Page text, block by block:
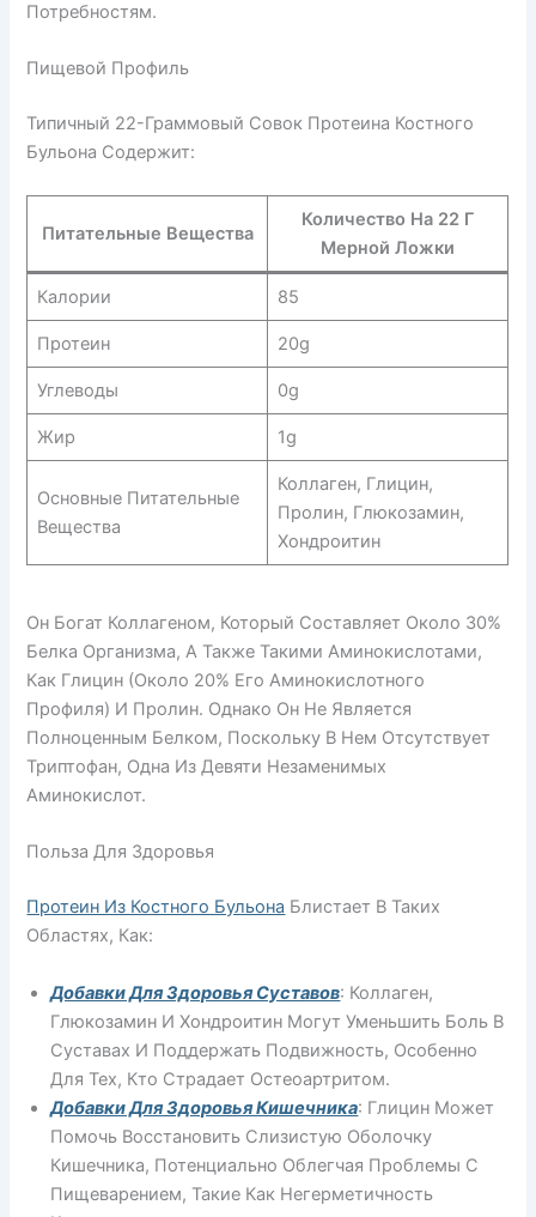
Потребностям.
Пищевой Профиль
Типичный 22-Граммовый Совок Протеина Костного
Бульона Содержит:
Питательные Вещества
Количество На 22 Г
Мерной Ложки
Калории 85
Протеин 20g
Углеводы 0g
Жир 1g
Основные Питательные
Вещества
Коллаген, Глицин,
Пролин, Глюкозамин,
Хондроитин
Он Богат Коллагеном, Который Составляет Около 30%
Белка Организма, А Также Такими Аминокислотами,
Как Глицин (около 20% Его Аминокислотного
Профиля) И Пролин. Однако Он Не Является
Полноценным Белком, Поскольку В Нем Отсутствует
Триптофан, Одна Из Девяти Незаменимых
Аминокислот.
Польза Для Здоровья
Протеин Из Костного Бульона Блистает В Таких
Областях, Как:
Добавки Для Здоровья Суставов: Коллаген,
Глюкозамин И Хондроитин Могут Уменьшить Боль В
Суставах И Поддержать Подвижность, Особенно
Для Тех, Кто Страдает Остеоартритом.
Добавки Для Здоровья Кишечника: Глицин Может
Помочь Восстановить Слизистую Оболочку
Кишечника, Потенциально Облегчая Проблемы С
Пищеварением, Такие Как Негерметичность